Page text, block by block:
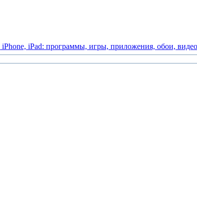
iPhone, iPad: программы, игры, приложения, обои, видео